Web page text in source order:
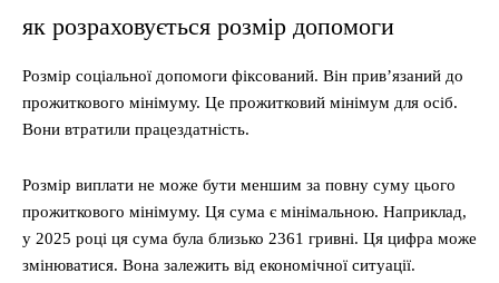
як розраховується розмір допомоги
Розмір соціальної допомоги фіксований. Він прив’язаний до
прожиткового мінімуму. Це прожитковий мінімум для осіб.
Вони втратили працездатність.
Розмір виплати не може бути меншим за повну суму цього
прожиткового мінімуму. Ця сума є мінімальною. Наприклад,
у 2025 році ця сума була близько 2361 гривні. Ця цифра може
змінюватися. Вона залежить від економічної ситуації.